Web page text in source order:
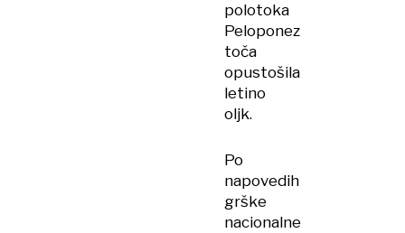
polotoka
Peloponez
toča
opustošila
letino
oljk.
Po
napovedih
grške
nacionalne